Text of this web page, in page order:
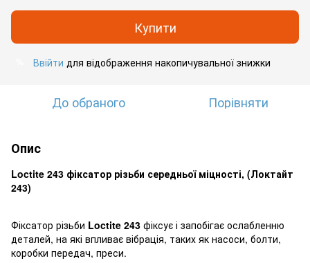
Купити
Ввійти для відображення накопичувальної знижки
До обраного Порівняти
Опис
Loctite 243 фіксатор різьби середньої міцності, (Локтайт
243)
Фіксатор різьби Loctite 243 фіксує і запобігає ослабленню
деталей, на які впливає вібрація, таких як насоси, болти,
коробки передач, преси.